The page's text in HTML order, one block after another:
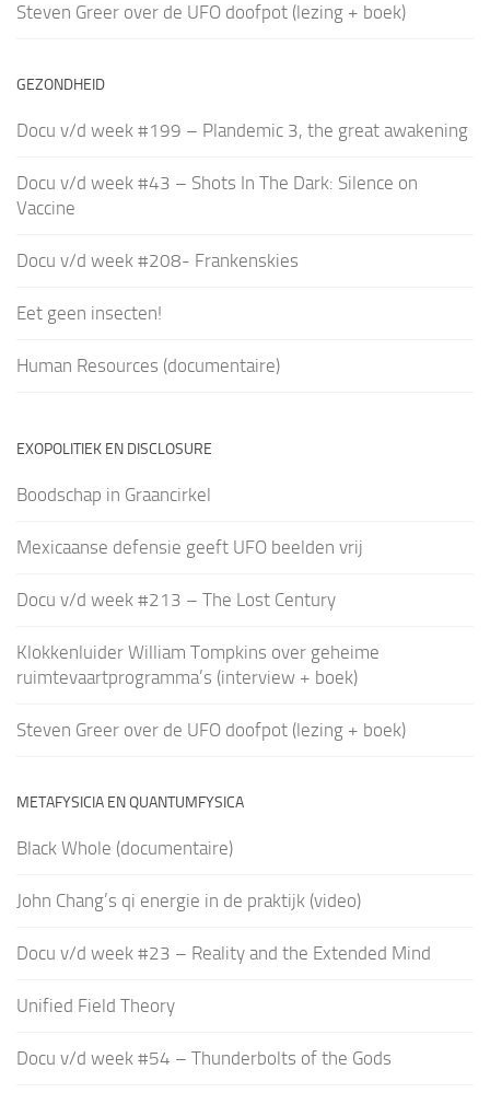
Steven Greer over de UFO doofpot (lezing + boek)
GEZONDHEID
Docu v/d week #199 – Plandemic 3, the great awakening
Docu v/d week #43 – Shots In The Dark: Silence on
Vaccine
Docu v/d week #208- Frankenskies
Eet geen insecten!
Human Resources (documentaire)
EXOPOLITIEK EN DISCLOSURE
Boodschap in Graancirkel
Mexicaanse defensie geeft UFO beelden vrij
Docu v/d week #213 – The Lost Century
Klokkenluider William Tompkins over geheime
ruimtevaartprogramma’s (interview + boek)
Steven Greer over de UFO doofpot (lezing + boek)
METAFYSICIA EN QUANTUMFYSICA
Black Whole (documentaire)
John Chang’s qi energie in de praktijk (video)
Docu v/d week #23 – Reality and the Extended Mind
Unified Field Theory
Docu v/d week #54 – Thunderbolts of the Gods